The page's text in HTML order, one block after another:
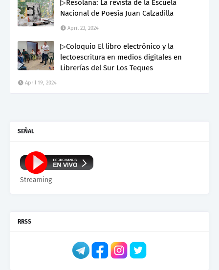
▷Resolana: La revista de la Escuela
Nacional de Poesía Juan Calzadilla
April 23, 2024
▷Coloquio El libro electrónico y la
lectoescritura en medios digitales en
Librerías del Sur Los Teques
April 19, 2024
SEÑAL
Streaming
RRSS